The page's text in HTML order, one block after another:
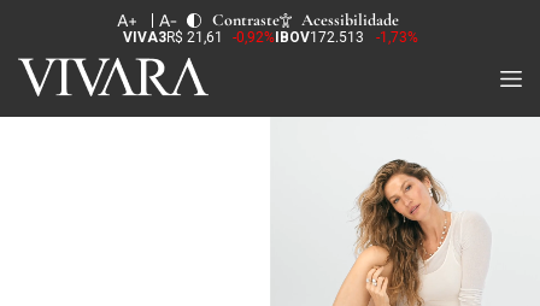
VIVA3R$ 21,61 -0,92%IBOV172.513 -1,73%
Contraste Acessibilidade